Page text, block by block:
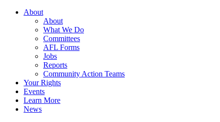
About
About
What We Do
Committees
AFL Forms
Jobs
Reports
Community Action Teams
Your Rights
Events
Learn More
News